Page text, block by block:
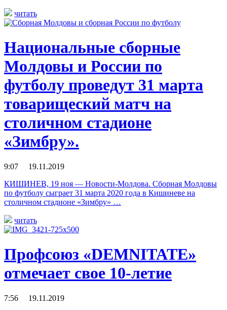
читать
Национальные сборные
Молдовы и России по
футболу проведут 31 марта
товарищеский матч на
столичном стадионе
«Зимбру».
9:07 19.11.2019
КИШИНЕВ, 19 ноя — Новости-Молдова. Сборная Молдовы
по футболу сыграет 31 марта 2020 года в Кишиневе на
столичном стадионе «Зимбру» …
читать
Профcоюз «DEMNITATE»
отмечает свое 10-летие
7:56 19.11.2019